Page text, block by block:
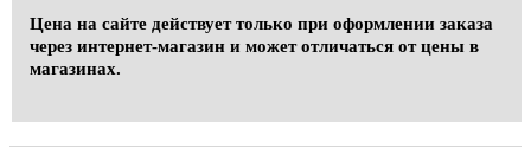
Цена на сайте действует только при оформлении заказа
через интернет-магазин и может отличаться от цены в
магазинах.